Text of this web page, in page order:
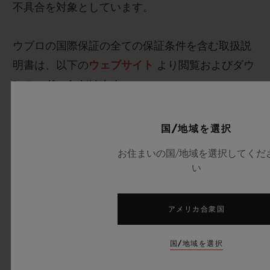
不具合を対象としています。
ウブロの国際保証の全ての保証条件を含む取扱説
明書は、以下のウェブサイト より閲覧およびダウ
ンロードいただけます.
2.時計の国際保証は誰が有効化するのですか？
どのようにすれば特典を受けられますか？
国/地域を選択
お住まいの国/地域を選択してくだ
い
アメリカ合衆国
国/地域を選択